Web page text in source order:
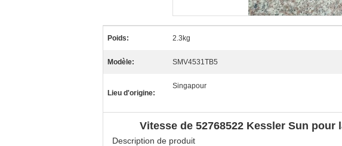
Poids: 2.3kg
Modèle: SMV4531TB5
Lieu d'origine:
Singapour
Vitesse de 52768522 Kessler Sun pour
Description de produit